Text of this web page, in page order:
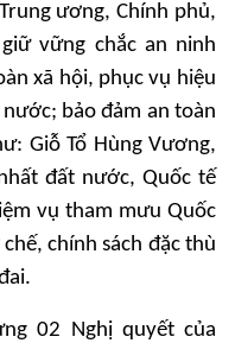
ương, Chính phủ,
vững chắc an ninh
xã hội, phục vụ hiệu
bảo đảm an toàn
Giỗ Tổ Hùng Vương,
đất nước, Quốc tế
vụ tham mưu Quốc
chính sách đặc thù
02 Nghị quyết của